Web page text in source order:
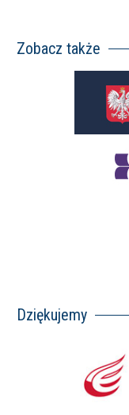
Zobacz także
Dziękujemy